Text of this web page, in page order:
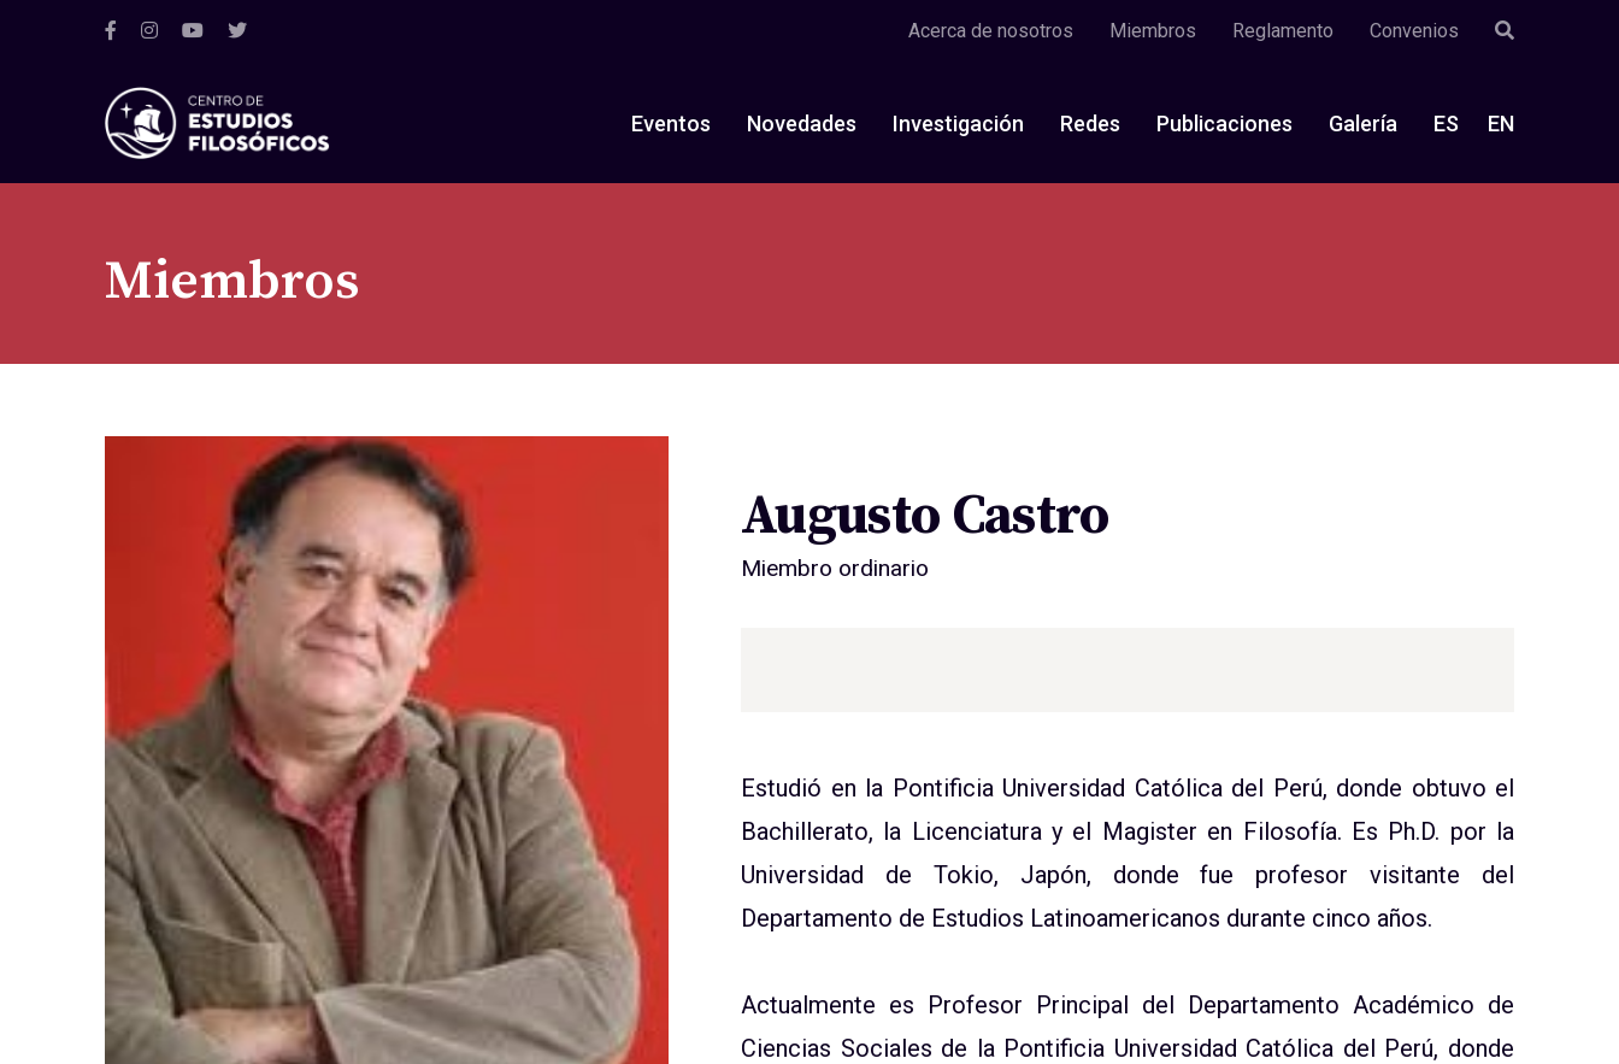
Acerca de nosotros Miembros Reglamento Convenios
Eventos Novedades Investigación Redes Publicaciones Galería ES EN
Miembros
Augusto Castro
Miembro ordinario
Estudió en la Pontificia Universidad Católica del Perú, donde obtuvo el
Bachillerato, la Licenciatura y el Magister en Filosofía. Es Ph.D. por la
Universidad de Tokio, Japón, donde fue profesor visitante del
Departamento de Estudios Latinoamericanos durante cinco años.
Actualmente es Profesor Principal del Departamento Académico de
Ciencias Sociales de la Pontificia Universidad Católica del Perú, donde